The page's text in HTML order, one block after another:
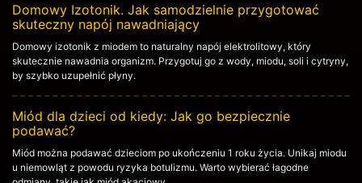
Domowy Izotonik. Jak samodzielnie przygotować
skuteczny napój nawadniający
Domowy izotonik z miodem to naturalny napój elektrolitowy, który
skutecznie nawadnia organizm. Przygotuj go z wody, miodu, soli i cytryny,
by szybko uzupełnić płyny.
Miód dla dzieci od kiedy: Jak go bezpiecznie
podawać?
Miód można podawać dzieciom po ukończeniu 1 roku życia. Unikaj miodu
u niemowląt z powodu ryzyka botulizmu. Warto wybierać łagodne